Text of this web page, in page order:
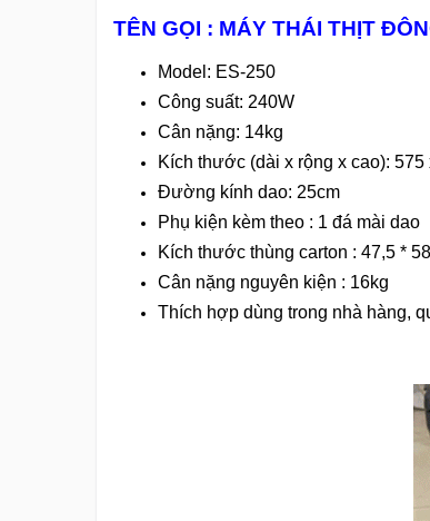
TÊN GỌI : MÁY THÁI THỊT
Model: ES-250
Công suất: 240W
Cân nặng: 14kg
Kích thước (dài x rộng x cao): 575
Đường kính dao: 25cm
Phụ kiện kèm theo : 1 đá mài dao
Kích thước thùng carton : 47,5 *
Cân nặng nguyên kiện : 16kg
Thích hợp dùng trong nhà hàng,